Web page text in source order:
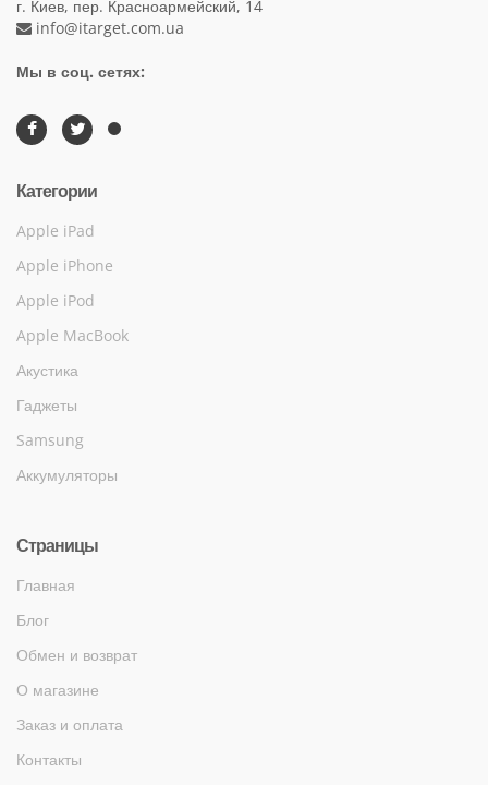
г. Киев, пер. Красноармейский, 14
info@itarget.com.ua
Мы в соц. сетях:
Категории
Apple iPad
Apple iPhone
Apple iPod
Apple MacBook
Акустика
Гаджеты
Samsung
Аккумуляторы
Страницы
Главная
Блог
Обмен и возврат
О магазине
Заказ и оплата
Контакты